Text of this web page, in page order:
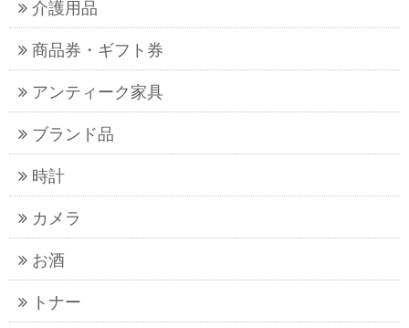
介護用品
商品券・ギフト券
アンティーク家具
ブランド品
時計
カメラ
お酒
トナー